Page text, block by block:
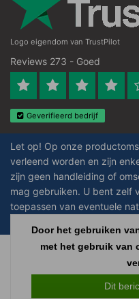
Logo eigendom van TrustPilot
Reviews 273 - Goed
Geverifieerd bedrijf
Let op! Op onze
verleend worden en zijn
zijn geen handleiding of
mag gebruiken. U bent zelf
toepassen van eventuele
Copyright © 2026 - Laboratorium
Alle bedragen zijn
Door het gebruiken
met het gebruik van
Dit